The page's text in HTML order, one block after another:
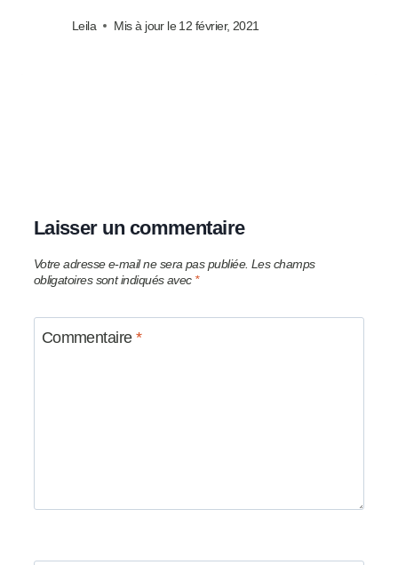
Leila Mis à jour le 12 février, 2021
Laisser un commentaire
Votre adresse e-mail ne sera pas publiée. Les champs
obligatoires sont indiqués avec *
Commentaire*